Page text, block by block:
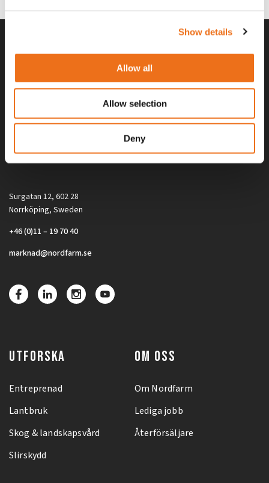
Show details
Allow all
Allow selection
Deny
Alla priser på tillbehör och tillval gäller vid köp av ny maskin. Priserna
gäller inte vid köp av enskild produkt, till exempel
Surgatan 12, 602 28
Norrköping, Sweden
+46 (0)11 – 19 70 40
marknad@nordfarm.se
UTFORSKA
Entreprenad
Lantbruk
Skog & landskapsvård
Slirskydd
OM OSS
Om Nordfarm
Lediga jobb
Återförsäljare